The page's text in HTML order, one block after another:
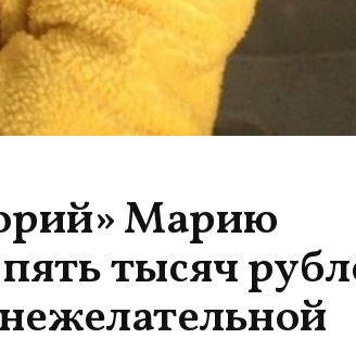
Марию
тысяч